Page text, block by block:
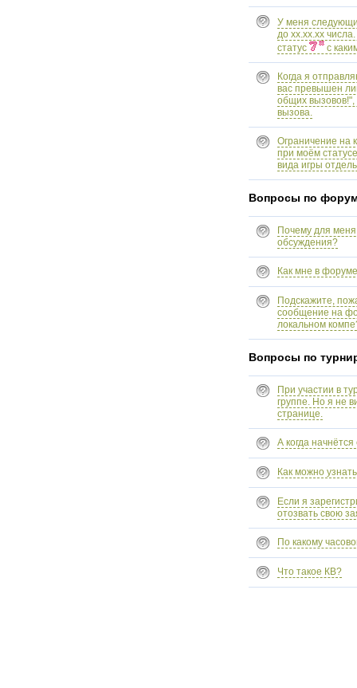
У меня
до xx.xx.xx
статус
с
Когда я
вас превышен
общих вызовов!",
вызова.
Ограничение на
при моём
вида игры
Вопросы по
Почему для
обсуждения?
Как мне в
Подскажите,
сообщение на
локальном
Вопросы по
При участии в
группе. Но я не
странице.
А когда
Как можно
Если я
отозвать свою
По какому
Что такое КВ?